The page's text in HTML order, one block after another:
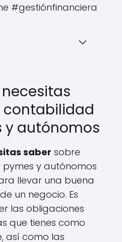
#gestiónfinanciera
contabilidad
y autónomos
saber sobre
y autónomos
llevar una buena
un negocio. Es
las obligaciones
que tienes como
así como las